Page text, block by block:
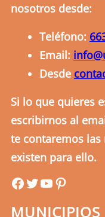
nosotros desde:
Teléfono:
Email:
Desde
Si lo que quieres
escribirnos al
te contaremos
existen para ello.
uribefmuribefmYouTube Pinterest
MUNICIPIOS